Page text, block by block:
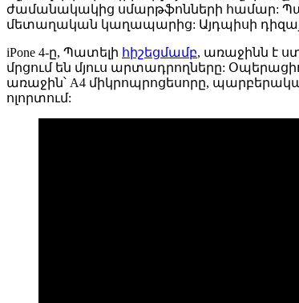
ժամանակակից սմարթֆոնների համար:
մետաղական կաղապարից: Այդպիսի
iPone 4-ը, Պատելի հիշեցմամբ, առաջինն է
մրցում են մյուս արտադրողները:
առաջին՝ A4 միկրոպրոցեսորը,
ոլորտում: